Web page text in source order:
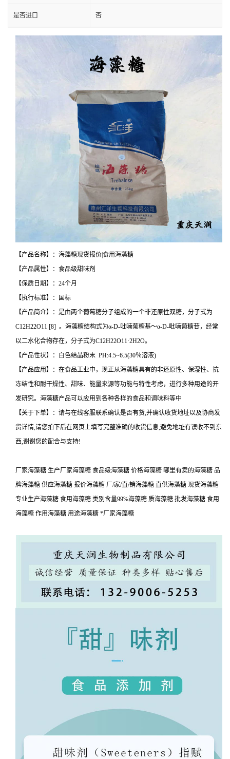
是否进口 否
【产品名称】：海藻糖现货报价|食用海藻糖
【产品属性】：食品级甜味剂
【保质日期】：24个月
【执行标准】：国标
【产品简介】：是由两个葡萄糖分子组成的一个非还原性双糖，分子式为
C12H22O11 [8] 。海藻糖结构式为α-D-吡喃葡糖基～α-D-吡喃葡糖苷，经常
以二水化合物存在，分子式为C12H22O11·2H2O。
【产品性状】：白色结晶粉末 PH:4.5~6.5(30％溶液)
【产品应用】：在食品工业中，现正从海藻糖具有的非还原性、保湿性、抗
冻结性和耐干燥性、甜味、能量来源等功能与特性考虑，进行多种用途的开
发研究。海藻糖产品可以应用到各种各样的食品和调味料等中
【关于下单】：请与在线客服联系确认是否有货,并确认收货地址以及协商发
货详情,请您拍下后在网页上填写完整准确的收货信息,避免地址有误收不到东
西,谢谢您的配合与支持!
厂家海藻糖 生产厂家海藻糖 食品级海藻糖 价格海藻糖 哪里有卖的海藻糖 品
牌海藻糖 供应海藻糖 报价海藻糖 厂/家/直/销海藻糖 直供海藻糖 现货海藻糖
专业生产海藻糖 食用海藻糖 类别含量99%海藻糖 质海藻糖 批发海藻糖 食用
海藻糖 作用海藻糖 用途海藻糖 *厂家海藻糖